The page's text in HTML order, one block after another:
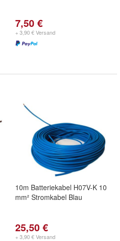
7,50 €
+ 3,90 € Versand
10m Batteriekabel H07V-K 10
mm² Stromkabel Blau
25,50 €
+ 3,90 € Versand